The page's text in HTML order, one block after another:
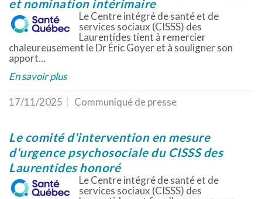
et nomination intérimaire
Le Centre intégré de santé et de
services sociaux (CISSS) des
Laurentides tient à remercier
chaleureusement le Dr Éric Goyer et à souligner son
apport...
En savoir plus
17/11/2025 Communiqué de presse
Le comité d'intervention en mesure
d'urgence psychosociale du CISSS des
Laurentides honoré
Le Centre intégré de santé et de
services sociaux (CISSS) des